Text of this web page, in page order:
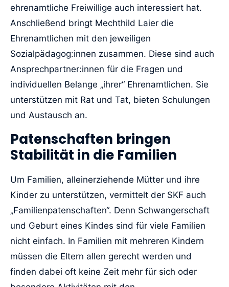
ehrenamtliche Freiwillige auch interessiert hat.
Anschließend bringt Mechthild Laier die
Ehrenamtlichen mit den jeweiligen
Sozialpädagog:innen zusammen. Diese sind auch
Ansprechpartner:innen für die Fragen und
individuellen Belange „ihrer“ Ehrenamtlichen. Sie
unterstützen mit Rat und Tat, bieten Schulungen
und Austausch an.
Patenschaften bringen
Stabilität in die Familien
Um Familien, alleinerziehende Mütter und ihre
Kinder zu unterstützen, vermittelt der SKF auch
„Familienpatenschaften“. Denn Schwangerschaft
und Geburt eines Kindes sind für viele Familien
nicht einfach. In Familien mit mehreren Kindern
müssen die Eltern allen gerecht werden und
finden dabei oft keine Zeit mehr für sich oder